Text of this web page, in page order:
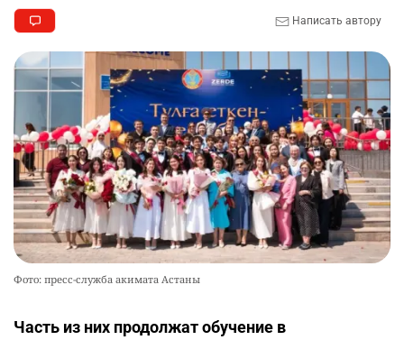
Написать автору
Фото: пресс-служба акимата Астаны
Часть из них продолжат обучение в